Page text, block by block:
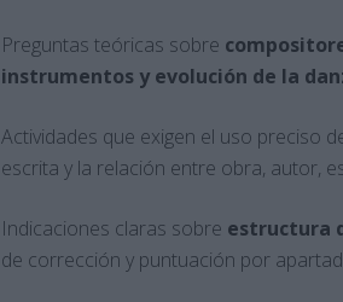
Preguntas teóricas sobre
instrumentos y evolución de la
Actividades que exigen el uso preciso
escrita y la relación entre obra, autor,
Indicaciones claras sobre estructura
de corrección y puntuación por